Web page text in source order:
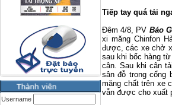
Username
Tiếp tay quá tải
Đêm 4/8, PV Báo
xi măng Chinfon
được, các xe chở
sau khi bốc hàng
cân. Sau khi cân
sân đỗ trong cổng
măng chất trên xe
vẫn được cho xuất